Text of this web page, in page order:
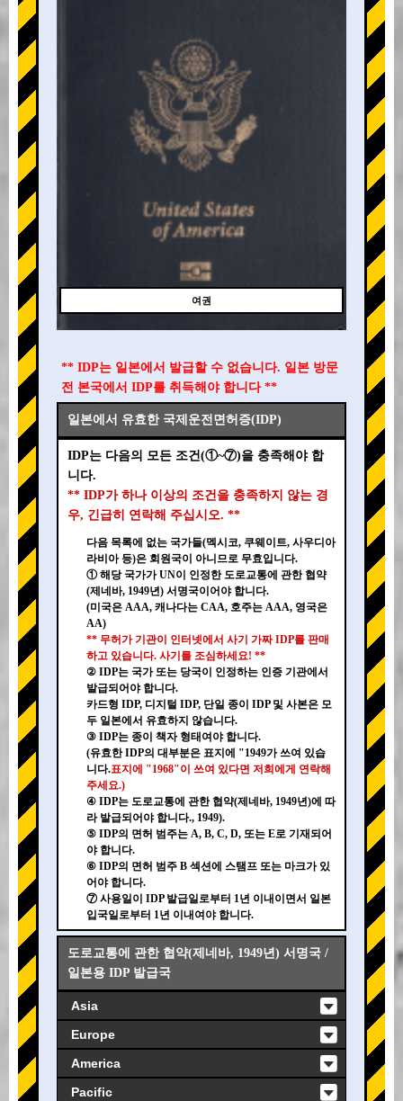
여권
** IDP는 일본에서 발급할 수 없습니다. 일본 방문
전 본국에서 IDP를 취득해야 합니다 **
일본에서 유효한 국제운전면허증(IDP)
IDP는 다음의 모든 조건(①~⑦)을 충족해야 합
니다.
** IDP가 하나 이상의 조건을 충족하지 않는 경
우, 긴급히 연락해 주십시오. **
다음 목록에 없는 국가들(멕시코, 쿠웨이트, 사우디아
라비아 등)은 회원국이 아니므로 무효입니다.
① 해당 국가가 UN이 인정한 도로교통에 관한 협약
(제네바, 1949년) 서명국이어야 합니다.
(미국은 AAA, 캐나다는 CAA, 호주는 AAA, 영국은
AA)
** 무허가 기관이 인터넷에서 사기 가짜 IDP를 판매
하고 있습니다. 사기를 조심하세요! **
② IDP는 국가 또는 당국이 인정하는 인증 기관에서
발급되어야 합니다.
카드형 IDP, 디지털 IDP, 단일 종이 IDP 및 사본은 모
두 일본에서 유효하지 않습니다.
③ IDP는 종이 책자 형태여야 합니다.
(유효한 IDP의 대부분은 표지에 "1949가 쓰여 있습
니다.표지에 "1968"이 쓰여 있다면 저희에게 연락해
주세요.)
④ IDP는 도로교통에 관한 협약(제네바, 1949년)에 따
라 발급되어야 합니다., 1949).
⑤ IDP의 면허 범주는 A, B, C, D, 또는 E로 기재되어
야 합니다.
⑥ IDP의 면허 범주 B 섹션에 스탬프 또는 마크가 있
어야 합니다.
⑦ 사용일이 IDP 발급일로부터 1년 이내이면서 일본
입국일로부터 1년 이내여야 합니다.
도로교통에 관한 협약(제네바, 1949년) 서명국 /
일본용 IDP 발급국
Asia
Europe
America
Pacific